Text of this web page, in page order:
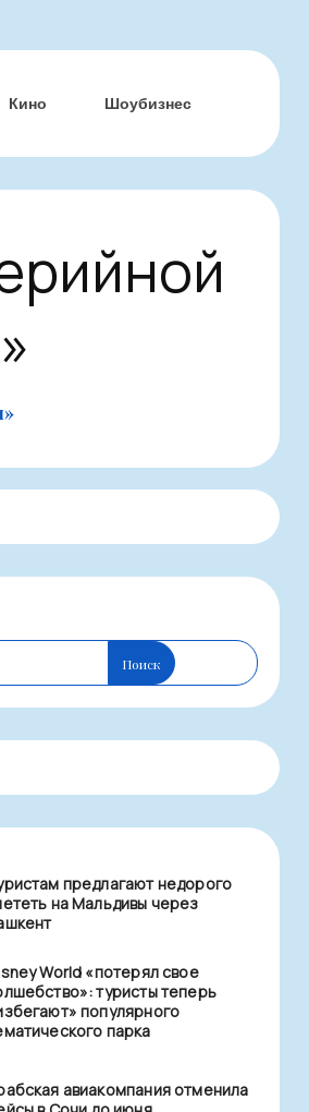
Кино Шоубизнес
Поиск
предлагают недорого
на Мальдивы через
World «потерял свое
туристы теперь
популярного
парка
авиакомпания отменила